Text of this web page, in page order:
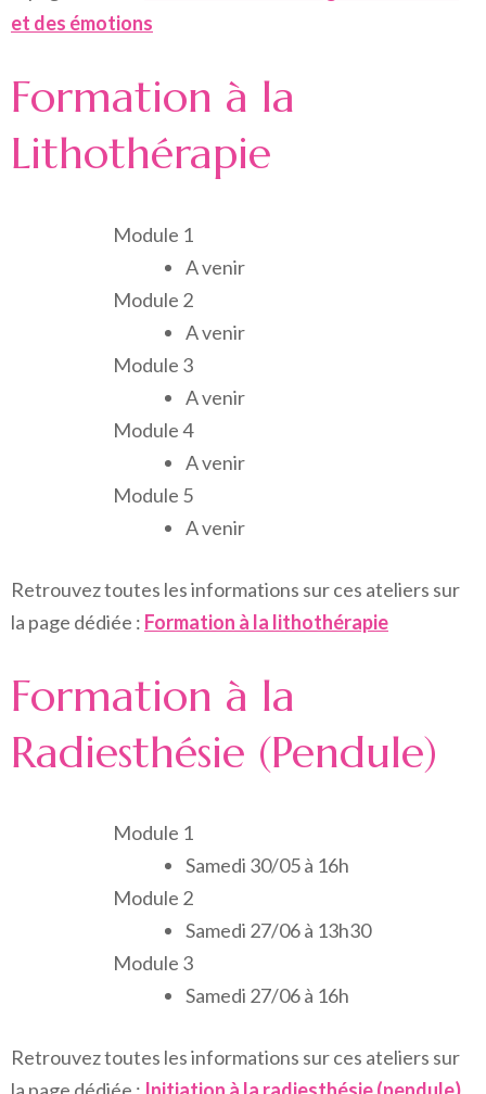
et des émotions
Formation à la
Lithothérapie
Module 1
A venir
Module 2
A venir
Module 3
A venir
Module 4
A venir
Module 5
A venir
Retrouvez toutes les informations sur ces ateliers sur
la page dédiée : Formation à la lithothérapie
Formation à la
Radiesthésie (Pendule)
Module 1
Samedi 30/05 à 16h
Module 2
Samedi 27/06 à 13h30
Module 3
Samedi 27/06 à 16h
Retrouvez toutes les informations sur ces ateliers sur